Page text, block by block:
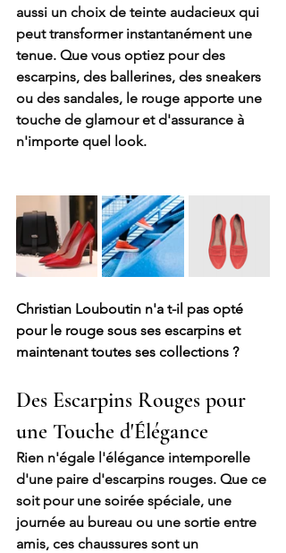
aussi un choix de teinte audacieux qui
peut transformer instantanément une
tenue. Que vous optiez pour des
escarpins, des ballerines, des sneakers
ou des sandales, le rouge apporte une
touche de glamour et d'assurance à
n'importe quel look.
Christian Louboutin n'a t-il pas opté
pour le rouge sous ses escarpins et
maintenant toutes ses collections ?
Des Escarpins Rouges pour
une Touche d'Élégance
Rien n'égale l'élégance intemporelle
d'une paire d'escarpins rouges. Que ce
soit pour une soirée spéciale, une
journée au bureau ou une sortie entre
amis, ces chaussures sont un